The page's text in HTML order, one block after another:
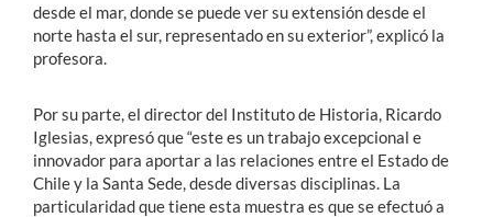
desde el mar, donde se puede ver su extensión desde el
norte hasta el sur, representado en su exterior”, explicó la
profesora.
Por su parte, el director del Instituto de Historia, Ricardo
Iglesias, expresó que “este es un trabajo excepcional e
innovador para aportar a las relaciones entre el Estado de
Chile y la Santa Sede, desde diversas disciplinas. La
particularidad que tiene esta muestra es que se efectuó a